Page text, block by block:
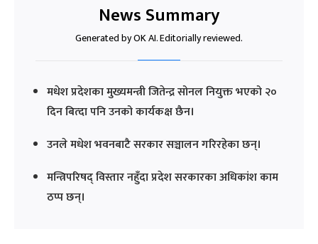
News Summary
Generated by OK AI. Editorially reviewed.
मधेश प्रदेशका मुख्यमन्त्री जितेन्द्र सोनल नियुक्त भएको २०
दिन बित्दा पनि उनको कार्यकक्ष छैन।
उनले मधेश भवनबाटै सरकार सञ्चालन गरिरहेका छन्।
मन्त्रिपरिषद् विस्तार नहुँदा प्रदेश सरकारका अधिकांश काम
ठप्प छन्।